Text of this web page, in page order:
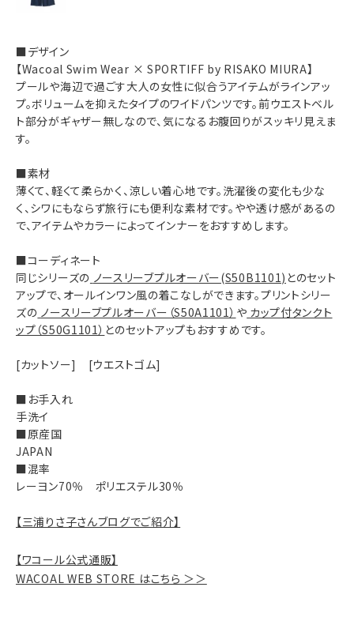
■デザイン
【Wacoal Swim Wear × SPORTIFF by RISAKO MIURA】
プールや海辺で過ごす大人の女性に似合うアイテムがラインアッ
プ。ボリュームを抑えたタイプのワイドパンツです。前ウエストベル
ト部分がギャザー無しなので、気になるお腹回りがスッキリ見えま
す。
■素材
薄くて、軽くて柔らかく、涼しい着心地です。洗濯後の変化も少な
く、シワにもならず旅行にも便利な素材です。やや透け感があるの
で、アイテムやカラーによってインナーをおすすめします。
■コーディネート
同じシリーズの ノースリーブプルオーバー(S50B1101) とのセット
アップで、オールインワン風の着こなしができます。プリントシリー
ズの ノースリーブプルオーバー（S50A1101） や カップ付タンクト
ップ（S50G1101） とのセットアップもおすすめです。
[カットソー] [ウエストゴム]
■お手入れ
手洗イ
■原産国
JAPAN
■混率
レーヨン70％ ポリエステル30％
【三浦りさ子さんブログでご紹介】
【ワコール公式通販】
WACOAL WEB STORE はこちら ＞＞